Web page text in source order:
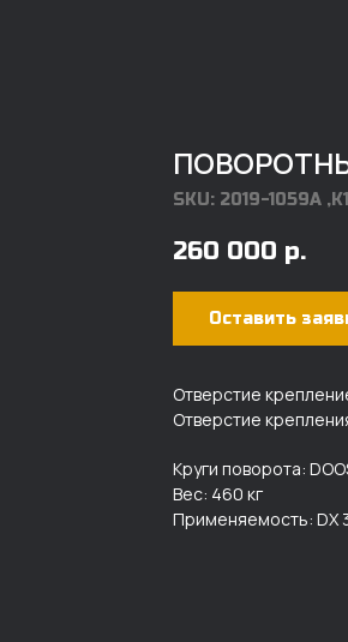
SKU: 2019-1059A
260 000 р.
Оставить
Отверстие
Отверстие
Круги поворота:
Вес: 460 кг
Применяемость: DX